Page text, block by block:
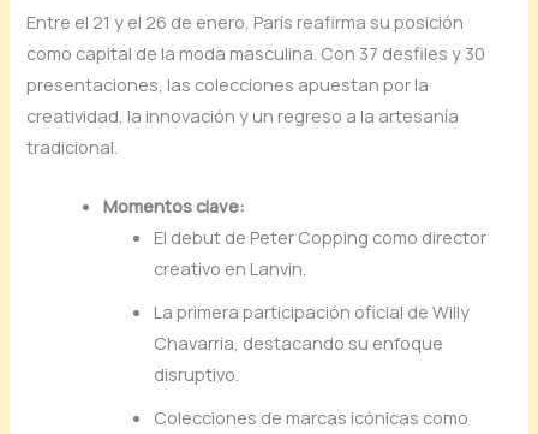
Entre el 21 y el 26 de enero, París reafirma su posición
como capital de la moda masculina. Con 37 desfiles y 30
presentaciones, las colecciones apuestan por la
creatividad, la innovación y un regreso a la artesanía
tradicional.
Momentos clave:
El debut de Peter Copping como director
creativo en Lanvin.
La primera participación oficial de Willy
Chavarria, destacando su enfoque
disruptivo.
Colecciones de marcas icónicas como